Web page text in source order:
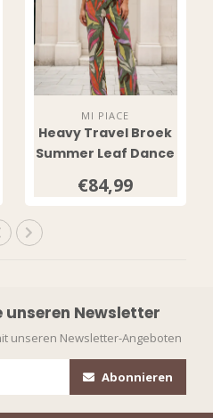
MI PIACE
Heavy Travel Broek
Summer Leaf Dance
€84,99
unseren Newsletter
unseren Newsletter-Angeboten
Abonnieren